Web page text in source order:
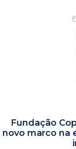
Fundação
novo marco na